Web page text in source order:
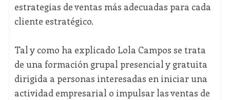
estrategias de ventas más adecuadas para cada
cliente estratégico.
Tal y como ha explicado Lola Campos se trata
de una formación grupal presencial y gratuita
dirigida a personas interesadas en iniciar una
actividad empresarial o impulsar las ventas de